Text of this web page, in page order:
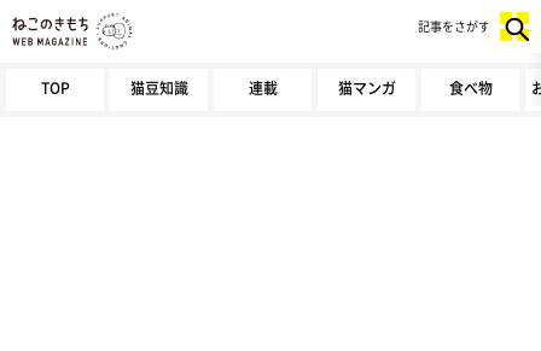
TOP 猫豆知識 連載 猫マンガ 食べ物
記事をさがす